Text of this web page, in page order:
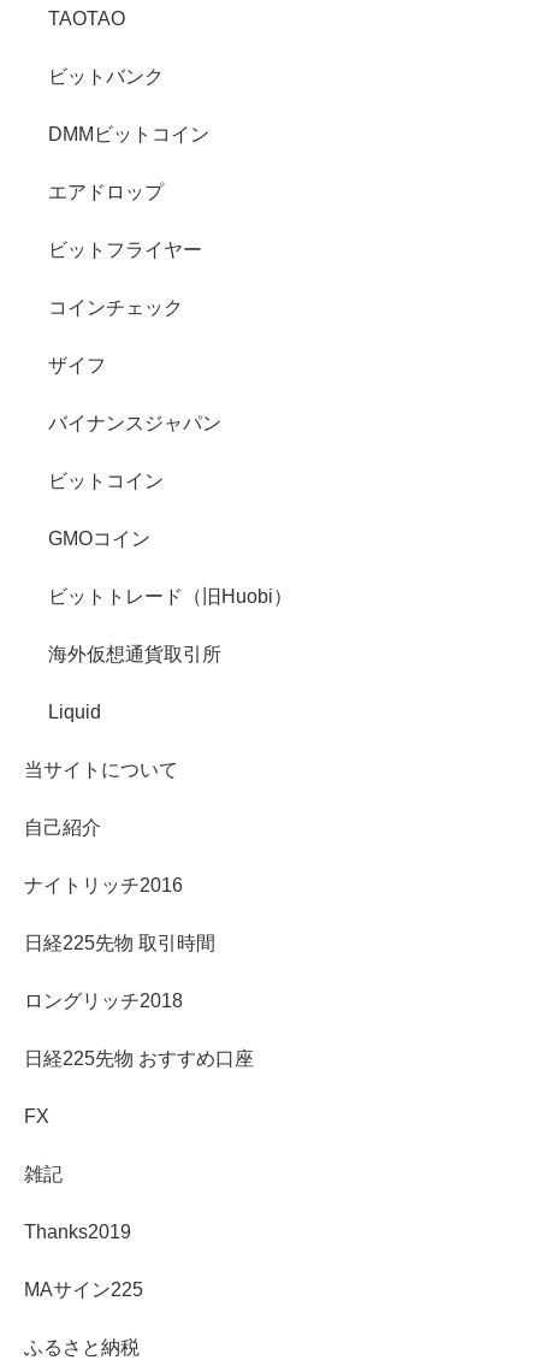
TAOTAO
ビットバンク
DMMビットコイン
エアドロップ
ビットフライヤー
コインチェック
ザイフ
バイナンスジャパン
ビットコイン
GMOコイン
ビットトレード（旧Huobi）
海外仮想通貨取引所
Liquid
当サイトについて
自己紹介
ナイトリッチ2016
日経225先物 取引時間
ロングリッチ2018
日経225先物 おすすめ口座
FX
雑記
Thanks2019
MAサイン225
ふるさと納税